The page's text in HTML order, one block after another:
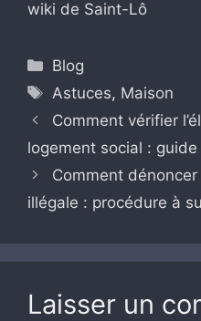
wiki de Saint-Lô
Catégories
Blog
Étiquettes
Astuces, Maison
Comment vérifier
logement social :
Comment
illégale : procédure à
Laisser un